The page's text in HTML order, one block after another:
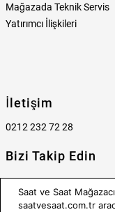
Mağazada Teknik Servis
Yatırımcı İlişkileri
İletişim
0212 232 72 28
Bizi Takip Edin
Saat ve Saat
saatvesaat.com.tr